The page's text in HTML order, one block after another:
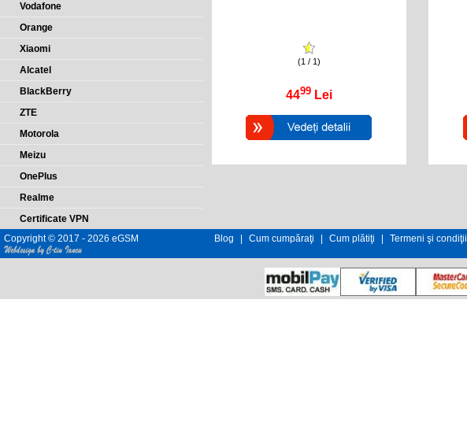
Vodafone
Orange
Xiaomi
Alcatel
BlackBerry
ZTE
Motorola
Meizu
OnePlus
Realme
Certificate VPN
(1 / 1)
4499 Lei
Copyright © 2017 - 2026 eGSM Blog Cum cumpăraţi Cum plătiţi Termeni şi condiţii